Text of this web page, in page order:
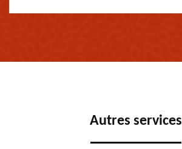
Autres services